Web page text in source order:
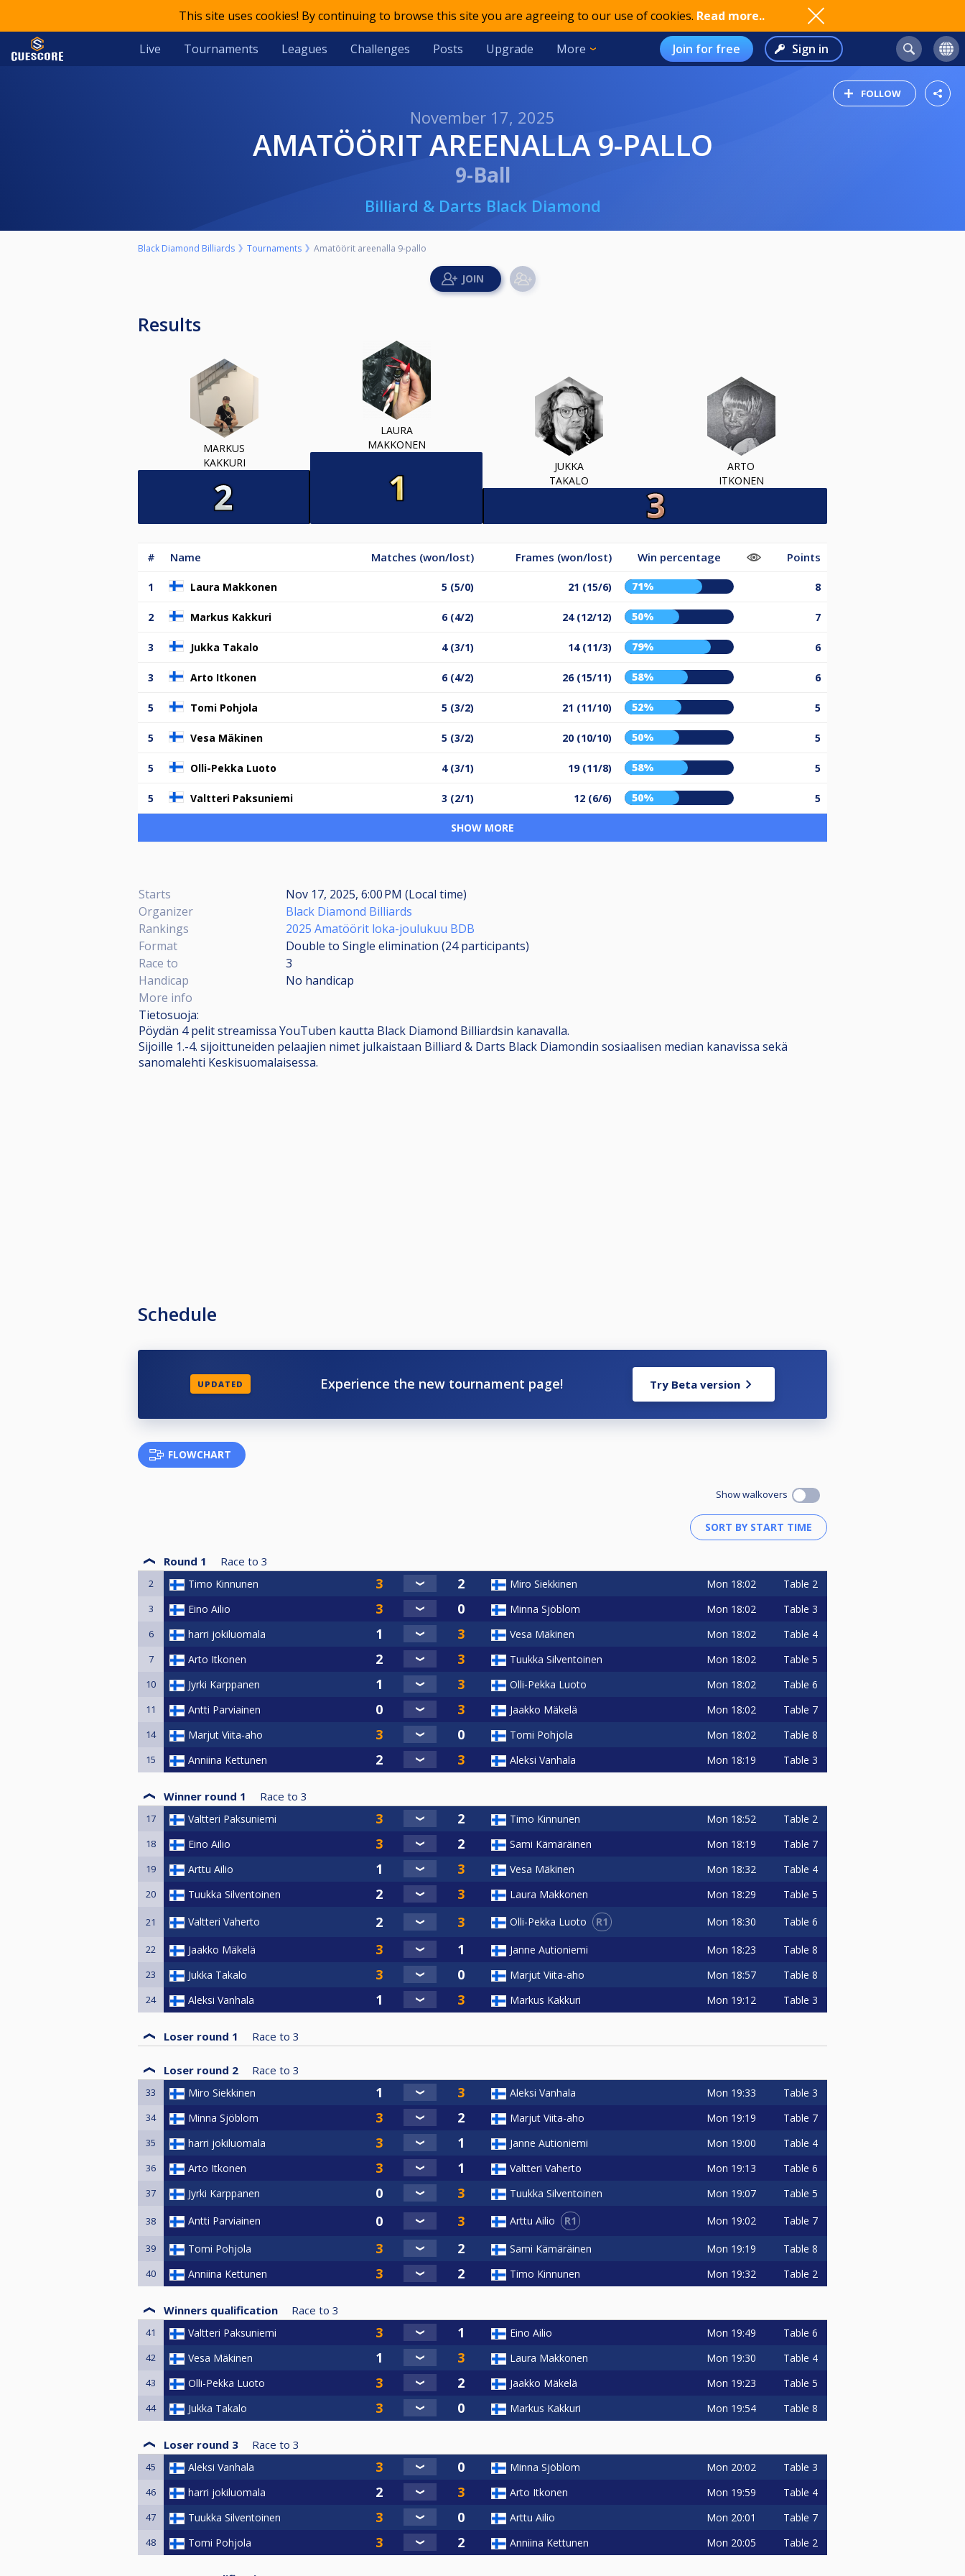
This site uses cookies! By continuing to browse this site you are agreeing to our use of cookies. Read more..
Live Tournaments Leagues Challenges Posts Upgrade More Join for free Sign in
FOLLOW
November 17, 2025
AMATÖÖRIT AREENALLA 9-PALLO
9-Ball
Billiard & Darts Black Diamond
Black Diamond Billiards Tournaments Amatöörit areenalla 9-pallo
Results
MARKUS
KAKKURI
LAURA
MAKKONEN
JUKKA
TAKALO
ARTO
ITKONEN
# Name Matches (won/lost) Frames (won/lost) Win percentage Points
1 Laura Makkonen 5 (5/0) 21 (15/6) 71% 8
2 Markus Kakkuri 6 (4/2) 24 (12/12) 50% 7
3 Jukka Takalo 4 (3/1) 14 (11/3) 79% 6
3 Arto Itkonen 6 (4/2) 26 (15/11) 58% 6
5 Tomi Pohjola 5 (3/2) 21 (11/10) 52% 5
5 Vesa Mäkinen 5 (3/2) 20 (10/10) 50% 5
5 Olli-Pekka Luoto 4 (3/1) 19 (11/8) 58% 5
5 Valtteri Paksuniemi 3 (2/1) 12 (6/6) 50% 5
SHOW MORE
Starts
Nov 17, 2025, 6:00 PM (Local time)
Organizer
Black Diamond Billiards
Rankings
2025 Amatöörit loka-joulukuu BDB
Format
Double to Single elimination (24participants)
Race to
3
Handicap
No handicap
More info
Tietosuoja:
Pöydän 4 pelit streamissa YouTuben kautta Black Diamond Billiardsin kanavalla.
Sijoille 1.-4. sijoittuneiden pelaajien nimet julkaistaan Billiard & Darts Black Diamondin sosiaalisen median kanavissa sekä
sanomalehti Keskisuomalaisessa.
Schedule
UPDATED Experience the new tournament page! Try Beta version
FLOWCHART
Show walkovers
Round 1 Race to 3
2 Timo Kinnunen Miro Siekkinen Mon 18:02 Table 2
3 Eino Ailio Minna Sjöblom Mon 18:02 Table 3
6 harri jokiluomala Vesa Mäkinen Mon 18:02 Table 4
7 Arto Itkonen Tuukka Silventoinen Mon 18:02 Table 5
10 Jyrki Karppanen Olli-Pekka Luoto Mon 18:02 Table 6
11 Antti Parviainen Jaakko Mäkelä Mon 18:02 Table 7
14 Marjut Viita-aho Tomi Pohjola Mon 18:02 Table 8
15 Anniina Kettunen Aleksi Vanhala Mon 18:19 Table 3
Winner round 1 Race to 3
17 Valtteri Paksuniemi Timo Kinnunen Mon 18:52 Table 2
18 Eino Ailio Sami Kämäräinen Mon 18:19 Table 7
19 Arttu Ailio Vesa Mäkinen Mon 18:32 Table 4
20 Tuukka Silventoinen Laura Makkonen Mon 18:29 Table 5
21 Valtteri Vaherto Olli-Pekka Luoto R1 Mon 18:30 Table 6
22 Jaakko Mäkelä Janne Autioniemi Mon 18:23 Table 8
23 Jukka Takalo Marjut Viita-aho Mon 18:57 Table 8
24 Aleksi Vanhala Markus Kakkuri Mon 19:12 Table 3
Loser round 1 Race to 3
Loser round 2 Race to 3
33 Miro Siekkinen Aleksi Vanhala Mon 19:33 Table 3
34 Minna Sjöblom Marjut Viita-aho Mon 19:19 Table 7
35 harri jokiluomala Janne Autioniemi Mon 19:00 Table 4
36 Arto Itkonen Valtteri Vaherto Mon 19:13 Table 6
37 Jyrki Karppanen Tuukka Silventoinen Mon 19:07 Table 5
38 Antti Parviainen Arttu Ailio R1 Mon 19:02 Table 7
39 Tomi Pohjola Sami Kämäräinen Mon 19:19 Table 8
40 Anniina Kettunen Timo Kinnunen Mon 19:32 Table 2
Winners qualification Race to 3
41 Valtteri Paksuniemi Eino Ailio Mon 19:49 Table 6
42 Vesa Mäkinen Laura Makkonen Mon 19:30 Table 4
43 Olli-Pekka Luoto Jaakko Mäkelä Mon 19:23 Table 5
44 Jukka Takalo Markus Kakkuri Mon 19:54 Table 8
Loser round 3 Race to 3
45 Aleksi Vanhala Minna Sjöblom Mon 20:02 Table 3
46 harri jokiluomala Arto Itkonen Mon 19:59 Table 4
47 Tuukka Silventoinen Arttu Ailio Mon 20:01 Table 7
48 Tomi Pohjola Anniina Kettunen Mon 20:05 Table 2